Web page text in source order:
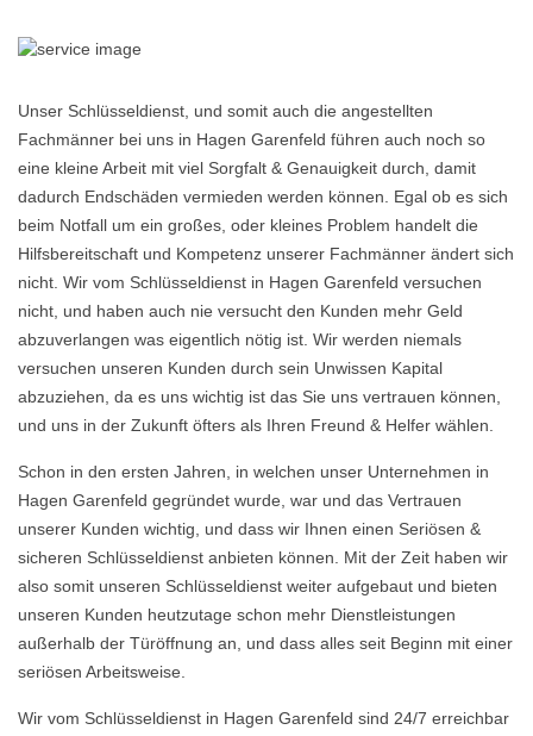
Unser Schlüsseldienst, und somit auch die angestellten
Fachmänner bei uns in Hagen Garenfeld führen auch noch so
eine kleine Arbeit mit viel Sorgfalt & Genauigkeit durch, damit
dadurch Endschäden vermieden werden können. Egal ob es sich
beim Notfall um ein großes, oder kleines Problem handelt die
Hilfsbereitschaft und Kompetenz unserer Fachmänner ändert sich
nicht. Wir vom Schlüsseldienst in Hagen Garenfeld versuchen
nicht, und haben auch nie versucht den Kunden mehr Geld
abzuverlangen was eigentlich nötig ist. Wir werden niemals
versuchen unseren Kunden durch sein Unwissen Kapital
abzuziehen, da es uns wichtig ist das Sie uns vertrauen können,
und uns in der Zukunft öfters als Ihren Freund & Helfer wählen.
Schon in den ersten Jahren, in welchen unser Unternehmen in
Hagen Garenfeld gegründet wurde, war und das Vertrauen
unserer Kunden wichtig, und dass wir Ihnen einen Seriösen &
sicheren Schlüsseldienst anbieten können. Mit der Zeit haben wir
also somit unseren Schlüsseldienst weiter aufgebaut und bieten
unseren Kunden heutzutage schon mehr Dienstleistungen
außerhalb der Türöffnung an, und dass alles seit Beginn mit einer
seriösen Arbeitsweise.
Wir vom Schlüsseldienst in Hagen Garenfeld sind 24/7 erreichbar